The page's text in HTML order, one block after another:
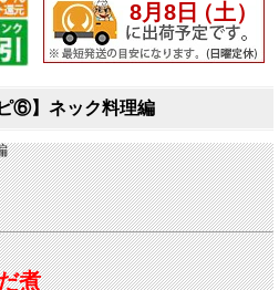
⑥】ネック料理編
煮